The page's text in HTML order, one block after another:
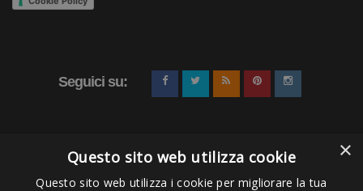
Seguici su:
×
Questo sito web utilizza cookie
Questo sito web utilizza i cookie per migliorare la tua